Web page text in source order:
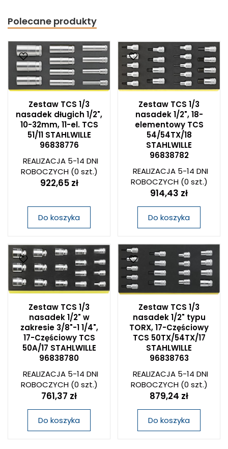
Polecane produkty
Zestaw TCS 1/3
nasadek długich 1/2",
10-32mm, 11-el. TCS
51/11 STAHLWILLE
96838776
REALIZACJA 5-14 DNI
ROBOCZYCH(0 szt.)
922,65 zł
Do koszyka
Zestaw TCS 1/3
nasadek 1/2", 18-
elementowy TCS
54/54TX/18
STAHLWILLE
96838782
REALIZACJA 5-14 DNI
ROBOCZYCH(0 szt.)
914,43 zł
Do koszyka
Zestaw TCS 1/3
nasadek 1/2" w
zakresie 3/8"-1 1/4",
17-Częściowy TCS
50A/17 STAHLWILLE
96838780
REALIZACJA 5-14 DNI
ROBOCZYCH(0 szt.)
761,37 zł
Do koszyka
Zestaw TCS 1/3
nasadek 1/2" typu
TORX, 17-Częściowy
TCS 50TX/54TX/17
STAHLWILLE
96838763
REALIZACJA 5-14 DNI
ROBOCZYCH(0 szt.)
879,24 zł
Do koszyka